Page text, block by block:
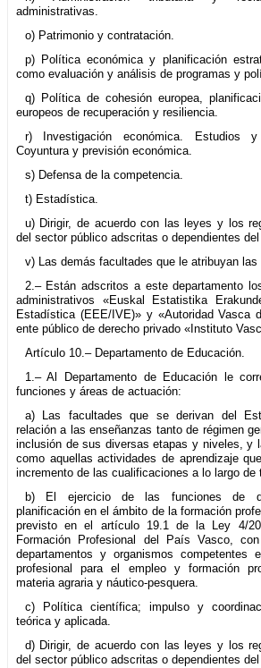
administrativas.
o) Patrimonio y contratación.
p) Política económica y planificación
como evaluación y análisis de programas y
q) Política de cohesión europea,
europeos de recuperación y resiliencia.
r) Investigación económica. Estudios y
Coyuntura y previsión económica.
s) Defensa de la competencia.
t) Estadística.
u) Dirigir, de acuerdo con las leyes y los
del sector público adscritas o dependientes
v) Las demás facultades que le atribuyan
2.– Están adscritos a este departamento
administrativos «Euskal Estatistika
Estadística (EEE/IVE)» y «Autoridad Vasca
ente público de derecho privado «Instituto
Artículo 10.– Departamento de Educación.
1.– Al Departamento de Educación le
funciones y áreas de actuación:
a) Las facultades que se derivan del
relación a las enseñanzas tanto de régimen
inclusión de sus diversas etapas y niveles, y
como aquellas actividades de aprendizaje
incremento de las cualificaciones a lo largo de
b) El ejercicio de las funciones de
planificación en el ámbito de la formación
previsto en el artículo 19.1 de la Ley 4/
Formación Profesional del País Vasco,
departamentos y organismos competentes
profesional para el empleo y formación
materia agraria y náutico-pesquera.
c) Política científica; impulso y
teórica y aplicada.
d) Dirigir, de acuerdo con las leyes y los
del sector público adscritas o dependientes